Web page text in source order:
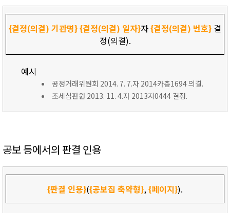
{결정(의결) 기관명}{결정(의결) 일자}자{결정(의결) 번호} 결
정(의결).
예시
공정거래위원회 2014. 7. 7.자 2014카총1694 의결.
조세심판원 2013. 11. 4.자 2013지0444 결정.
공보 등에서의 판결 인용
{판결 인용}({공보집 축약형},{페이지}).